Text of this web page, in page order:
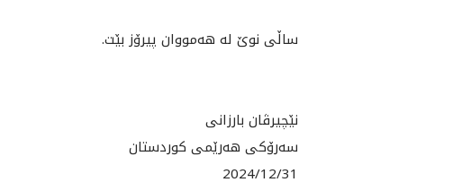
ساڵی نوێ له‌ هه‌مووان پیرۆز بێت.
نێچیرڤان بارزانی
سەرۆکی هەرێمی کوردستان
2024/12/31